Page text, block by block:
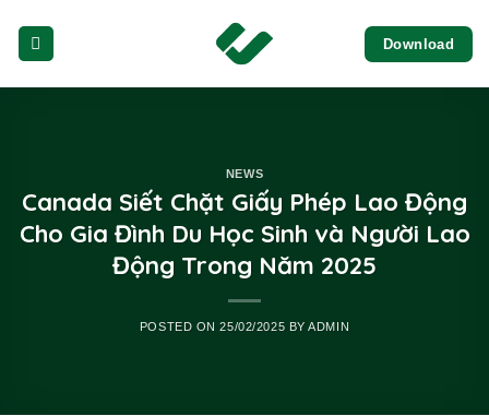
content
Download
NEWS
Canada Siết Chặt Giấy Phép Lao Động
Cho Gia Đình Du Học Sinh và Người Lao
Động Trong Năm 2025
POSTED ON25/02/2025 BYADMIN